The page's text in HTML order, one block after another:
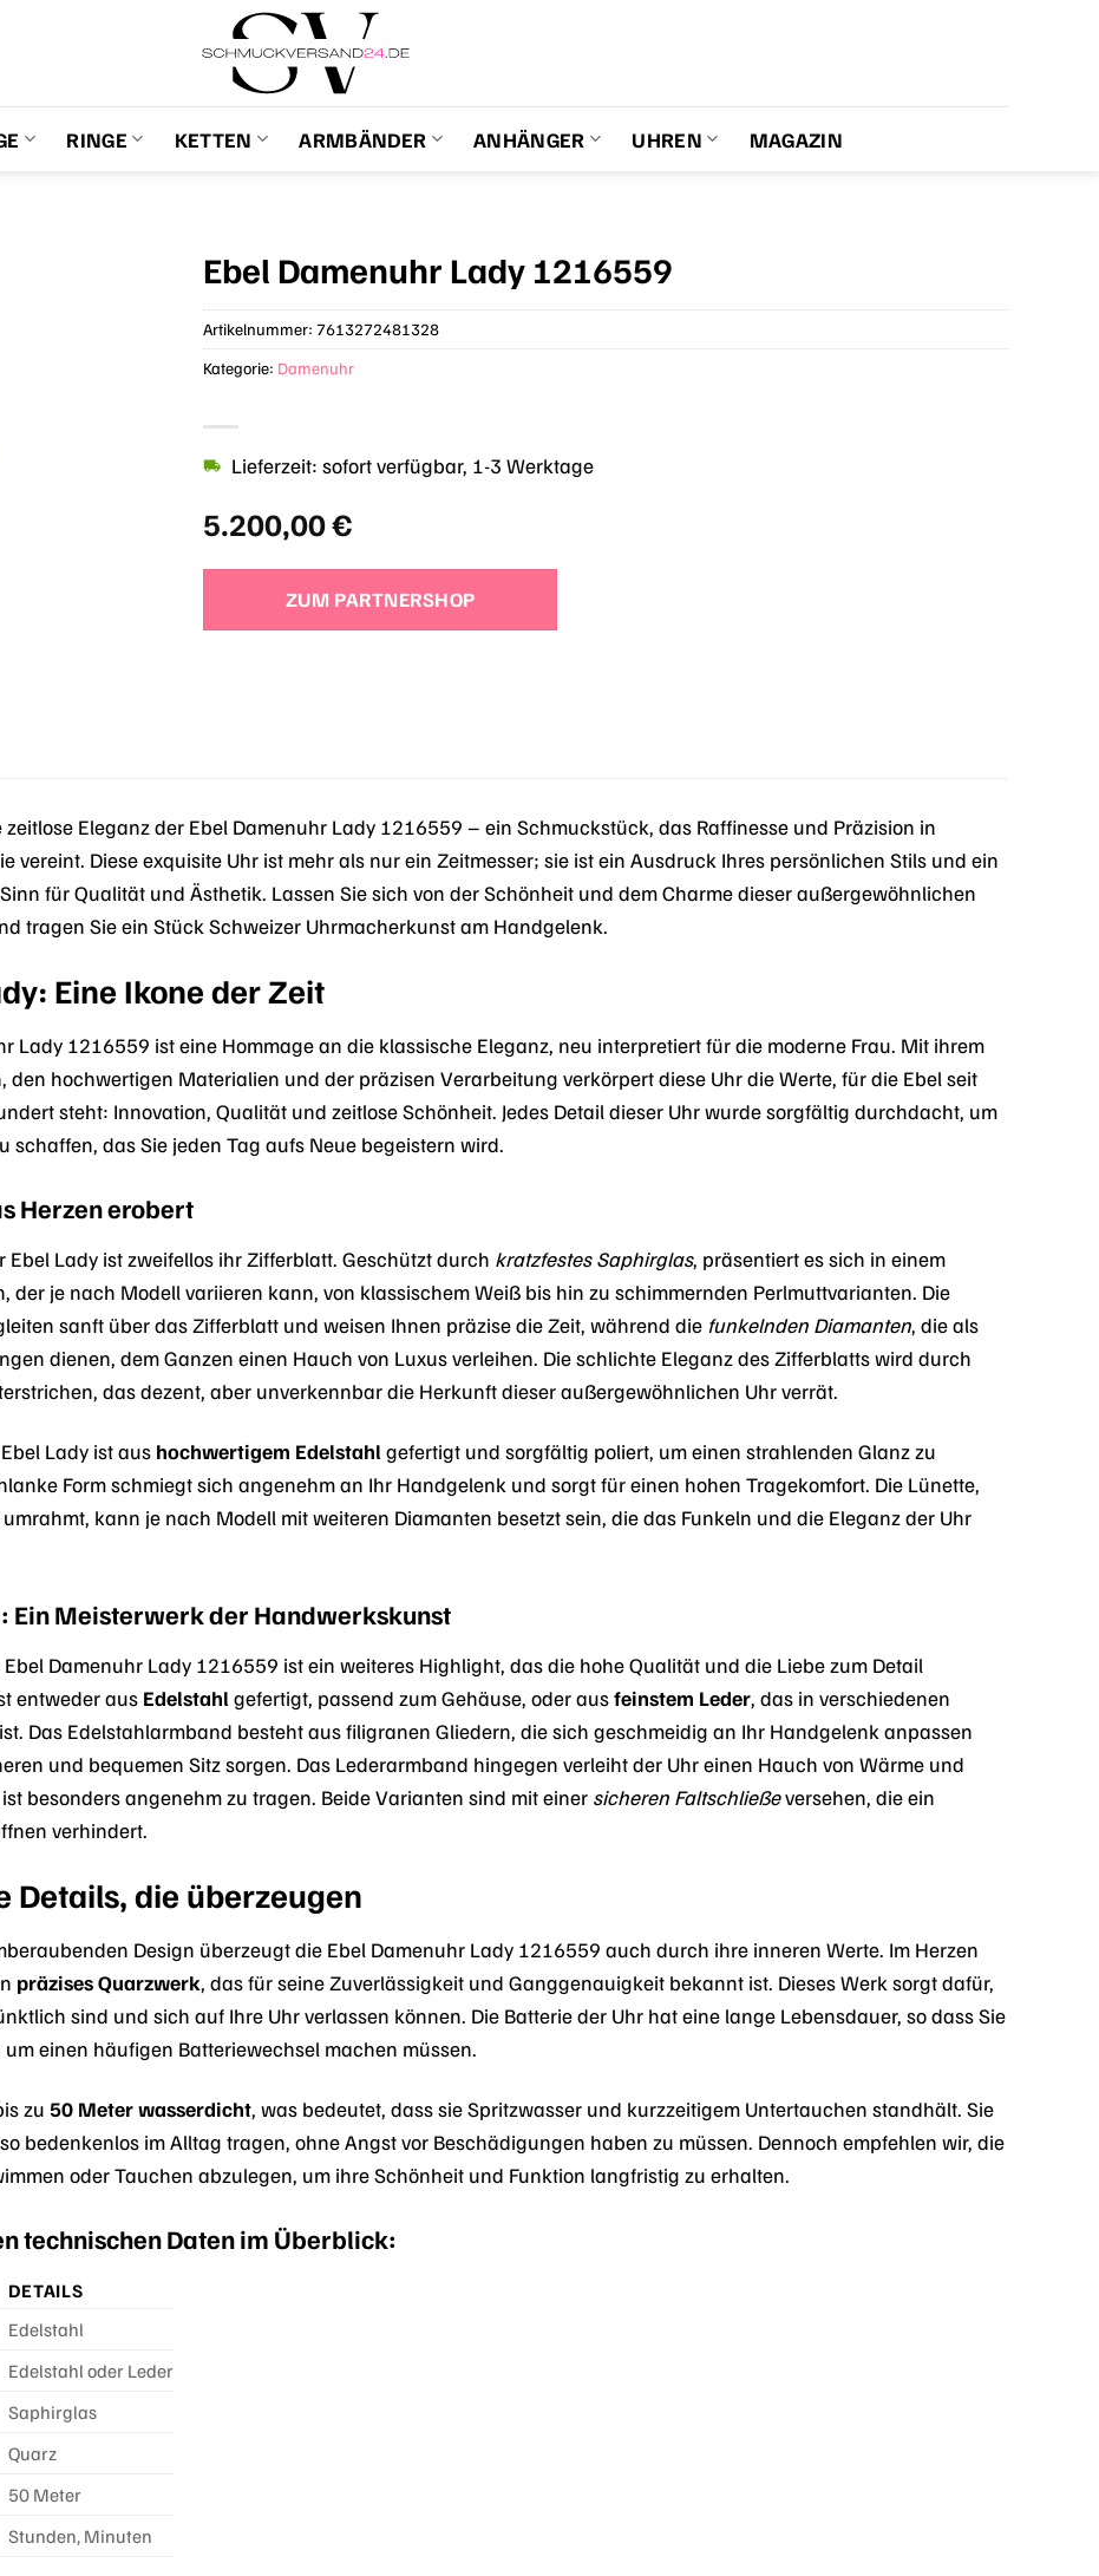
RINGE KETTEN ARMBÄNDER ANHÄNGER UHREN MAGAZIN
Ebel Damenuhr Lady 1216559
5.200,00€
Lieferzeit: sofort verfügbar, 1-3 Werktage
ZUM PARTNERSHOP
Artikelnummer:7613272481328
Kategorie: Damenuhr
zeitlose Eleganz der Ebel Damenuhr Lady 1216559 – ein Schmuckstück, das Raffinesse und Präzision in
vereint. Diese exquisite Uhr ist mehr als nur ein Zeitmesser; sie ist ein Ausdruck Ihres persönlichen Stils und ein
für Qualität und Ästhetik. Lassen Sie sich von der Schönheit und dem Charme dieser außergewöhnlichen
tragen Sie ein Stück Schweizer Uhrmacherkunst am Handgelenk.
Eine Ikone der Zeit
Lady 1216559 ist eine Hommage an die klassische Eleganz, neu interpretiert für die moderne Frau. Mit ihrem
den hochwertigen Materialien und der präzisen Verarbeitung verkörpert diese Uhr die Werte, für die Ebel seit
steht: Innovation, Qualität und zeitlose Schönheit. Jedes Detail dieser Uhr wurde sorgfältig durchdacht, um
schaffen, das Sie jeden Tag aufs Neue begeistern wird.
Herzen erobert
Ebel Lady ist zweifellos ihr Zifferblatt. Geschützt durch kratzfestes Saphirglas, präsentiert es sich in einem
der je nach Modell variieren kann, von klassischem Weiß bis hin zu schimmernden Perlmuttvarianten. Die
sanft über das Zifferblatt und weisen Ihnen präzise die Zeit, während die funkelnden Diamanten, die als
dienen, dem Ganzen einen Hauch von Luxus verleihen. Die schlichte Eleganz des Zifferblatts wird durch
das dezent, aber unverkennbar die Herkunft dieser außergewöhnlichen Uhr verrät.
Lady ist aus hochwertigem Edelstahl gefertigt und sorgfältig poliert, um einen strahlenden Glanz zu
Form schmiegt sich angenehm an Ihr Handgelenk und sorgt für einen hohen Tragekomfort. Die Lünette,
kann je nach Modell mit weiteren Diamanten besetzt sein, die das Funkeln und die Eleganz der Uhr
Ein Meisterwerk der Handwerkskunst
Damenuhr Lady 1216559 ist ein weiteres Highlight, das die hohe Qualität und die Liebe zum Detail
entweder aus Edelstahl gefertigt, passend zum Gehäuse, oder ausfeinstem Leder, das in verschiedenen
Das Edelstahlarmband besteht aus filigranen Gliedern, die sich geschmeidig an Ihr Handgelenk anpassen
und bequemen Sitz sorgen. Das Lederarmband hingegen verleiht der Uhr einen Hauch von Wärme und
besonders angenehm zu tragen. Beide Varianten sind mit einer sicheren Faltschließeversehen, die ein
verhindert.
Details, die überzeugen
Design überzeugt die Ebel Damenuhr Lady 1216559 auch durch ihre inneren Werte. Im Herzen
präzises Quarzwerk, das für seine Zuverlässigkeit und Ganggenauigkeit bekannt ist. Dieses Werk sorgt dafür,
sind und sich auf Ihre Uhr verlassen können. Die Batterie der Uhr hat eine lange Lebensdauer, so dass Sie
einen häufigen Batteriewechsel machen müssen.
zu50 Meter wasserdicht, was bedeutet, dass sie Spritzwasser und kurzzeitigem Untertauchen standhält. Sie
bedenkenlos im Alltag tragen, ohne Angst vor Beschädigungen haben zu müssen. Dennoch empfehlen wir, die
oder Tauchen abzulegen, um ihre Schönheit und Funktion langfristig zu erhalten.
technischen Daten im Überblick:
DETAILS
Edelstahl
Edelstahl oder Leder
Saphirglas
Quarz
50 Meter
Stunden, Minuten